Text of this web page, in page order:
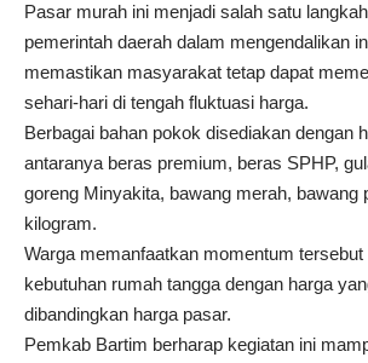
Pasar murah ini menjadi salah satu
pemerintah daerah dalam mengendalikan
memastikan masyarakat tetap dapat
sehari-hari di tengah fluktuasi harga.
Berbagai bahan pokok disediakan dengan
antaranya beras premium, beras SPHP,
goreng Minyakita, bawang merah, bawang
kilogram.
Warga memanfaatkan momentum
kebutuhan rumah tangga dengan harga
dibandingkan harga pasar.
Pemkab Bartim berharap kegiatan ini